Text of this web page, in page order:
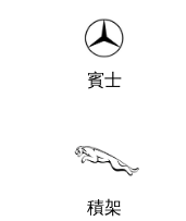
賓士
積架